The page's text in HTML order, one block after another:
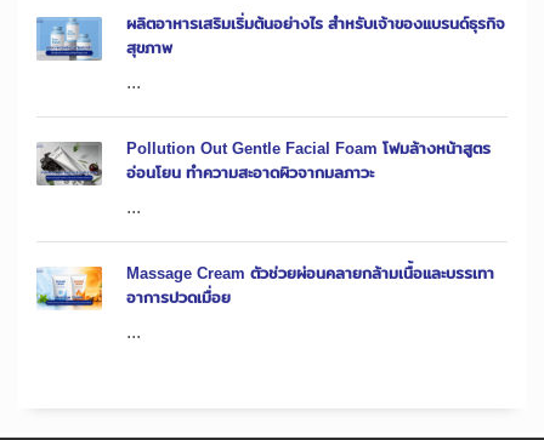
ผลิตอาหารเสริมเริ่มต้นอย่างไร สำหรับเจ้าของแบรนด์ธุรกิจ
สุขภาพ
...
Pollution Out Gentle Facial Foam โฟมล้างหน้าสูตร
อ่อนโยน ทำความสะอาดผิวจากมลภาวะ
...
Massage Cream ตัวช่วยผ่อนคลายกล้ามเนื้อและบรรเทา
อาการปวดเมื่อย
...